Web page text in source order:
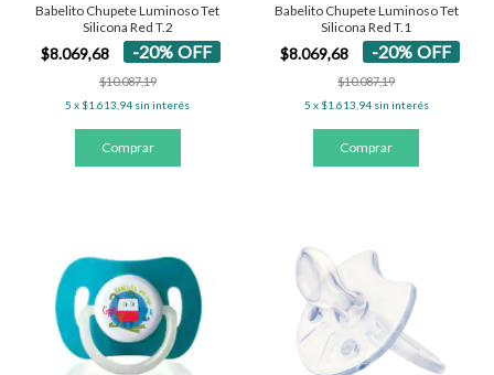
Babelito Chupete Luminoso Tet
Silicona Red T.2
$8.069,68 -20%OFF
$10.087,19
5 x $1.613,94 sin interés
Babelito Chupete Luminoso Tet
Silicona Red T.1
$8.069,68 -20% OFF
$10.087,19
5 x $1.613,94 sin interés